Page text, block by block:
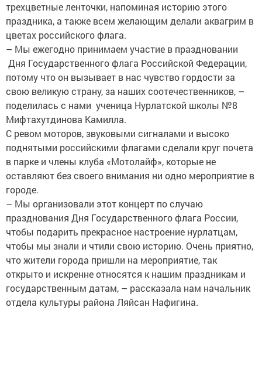
трехцветные ленточки, напоминая историю этого
праздника, а также всем желающим делали аквагрим в
цветах российского флага.
– Мы ежегодно принимаем участие в праздновании
Дня Государственного флага Российской Федерации,
потому что он вызывает в нас чувство гордости за
свою великую страну, за наших соотечественников, –
поделилась с нами ученица Нурлатской школы №8
Мифтахутдинова Камилла.
С ревом моторов, звуковыми сигналами и высоко
поднятыми российскими флагами сделали круг почета
в парке и члены клуба «Мотолайф», которые не
оставляют без своего внимания ни одно мероприятие в
городе.
– Мы организовали этот концерт по случаю
празднования Дня Государственного флага России,
чтобы подарить прекрасное настроение нурлатцам,
чтобы мы знали и чтили свою историю. Очень приятно,
что жители города пришли на мероприятие, так
открыто и искренне относятся к нашим праздникам и
государственным датам, – рассказала нам начальник
отдела культуры района Ляйсан Нафигина.